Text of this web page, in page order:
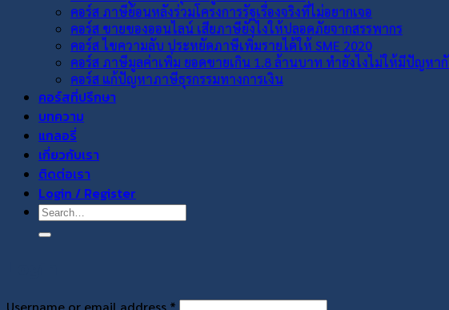
คอร์ส ภาษีย้อนหลังร่วมโครงการรัฐเรื่องจริงที่ไม่อยากเจอ
คอร์ส ขายของออนไลน์ เสียภาษียังไงให้ปลอดภัยจากสรรพากร
คอร์ส ไขความลับ ประหยัดภาษีเพิ่มรายได้ให้ SME 2020
คอร์ส ภาษีมูลค่าเพิ่ม ยอดขายเกิน 1.8 ล้านบาท ทำยังไงไม่ให้มีปัญหา
คอร์ส แก้ปัญหาภาษีธุรกรรมทางการเงิน
คอร์สที่ปรึกษา
บทความ
แกลอรี่
เกี่ยวกับเรา
ติดต่อเรา
Login / Register
Username or email address *